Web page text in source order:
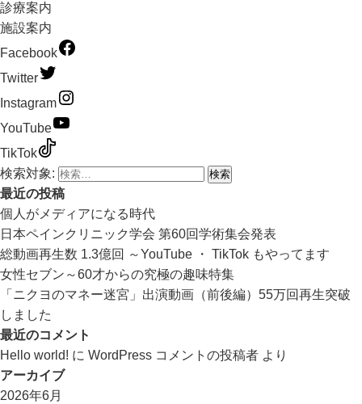
診療案内
施設案内
Facebook
Twitter
Instagram
YouTube
TikTok
検索対象:
最近の投稿
個人がメディアになる時代
日本ペインクリニック学会 第60回学術集会発表
総動画再生数 1.3億回 ～YouTube ・ TikTok もやってます
女性セブン～60才からの究極の趣味特集
「ニクヨのマネー迷宮」出演動画（前後編）55万回再生突破
しました
最近のコメント
Hello world! に WordPress コメントの投稿者 より
アーカイブ
2026年6月